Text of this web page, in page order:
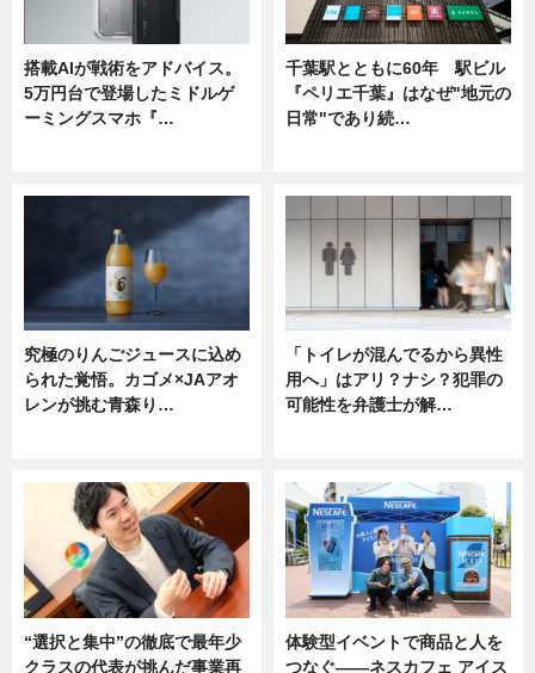
搭載AIが戦術をアドバイス。
5万円台で登場したミドルゲ
ーミングスマホ『…
千葉駅とともに60年 駅ビル
『ペリエ千葉』はなぜ"地元の
日常"であり続…
究極のりんごジュースに込め
られた覚悟。カゴメ×JAアオ
レンが挑む青森り…
「トイレが混んでるから異性
用へ」はアリ？ナシ？犯罪の
可能性を弁護士が解…
“選択と集中”の徹底で最年少
クラスの代表が挑んだ事業再
体験型イベントで商品と人を
つなぐ――ネスカフェ アイス